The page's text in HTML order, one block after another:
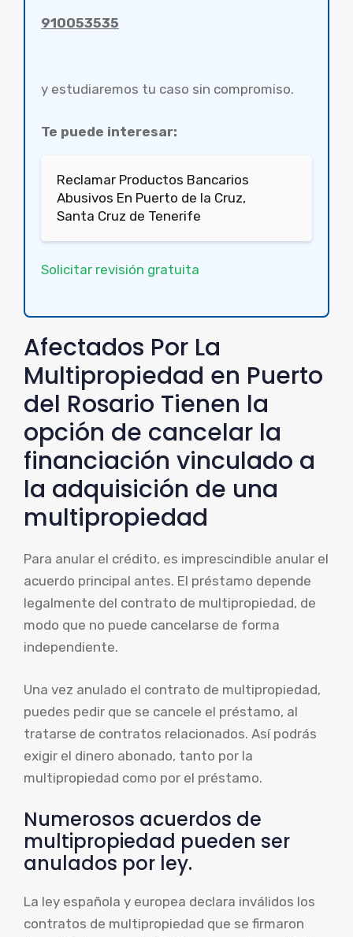
910053535
y estudiaremos tu caso sin compromiso.
Te puede interesar:
Reclamar Productos Bancarios
Abusivos En Puerto de la Cruz,
Santa Cruz de Tenerife
Solicitar revisión gratuita
Afectados Por La
Multipropiedad en Puerto
del Rosario Tienen la
opción de cancelar la
financiación vinculado a
la adquisición de una
multipropiedad
Para anular el crédito, es imprescindible anular el
acuerdo principal antes. El préstamo depende
legalmente del contrato de multipropiedad, de
modo que no puede cancelarse de forma
independiente.
Una vez anulado el contrato de multipropiedad,
puedes pedir que se cancele el préstamo, al
tratarse de contratos relacionados. Así podrás
exigir el dinero abonado, tanto por la
multipropiedad como por el préstamo.
Numerosos acuerdos de
multipropiedad pueden ser
anulados por ley.
La ley española y europea declara inválidos los
contratos de multipropiedad que se firmaron